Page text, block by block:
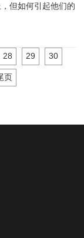
但如何引起他们的
28 29 30
页